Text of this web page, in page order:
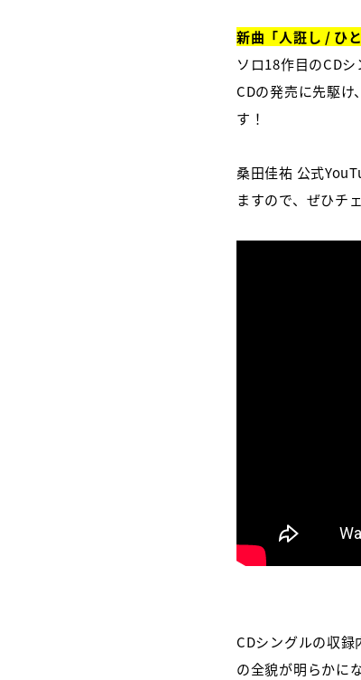
新曲「人誑し / ひ
ソロ18作目のCD
CDの発売に先駆
す！
桑田佳祐 公式
ますので、ぜひチ
CDシングルの収
の全貌が明らかに